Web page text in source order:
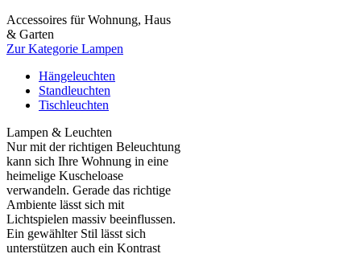
Accessoires für Wohnung, Haus
& Garten
Zur Kategorie Lampen
Hängeleuchten
Standleuchten
Tischleuchten
Lampen & Leuchten
Nur mit der richtigen Beleuchtung
kann sich Ihre Wohnung in eine
heimelige Kuscheloase
verwandeln. Gerade das richtige
Ambiente lässt sich mit
Lichtspielen massiv beeinflussen.
Ein gewählter Stil lässt sich
unterstützen auch ein Kontrast